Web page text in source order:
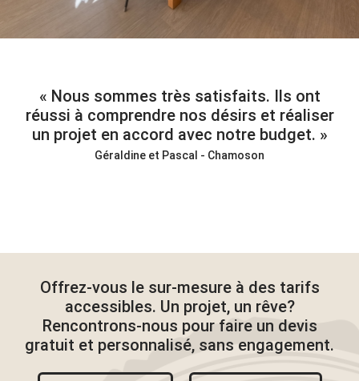
Nous sommes très satisfaits. Ils ont
réussi à comprendre nos désirs et réaliser
un projet en accord avec notre budget.
Géraldine et Pascal - Chamoson
Offrez-vous le sur-mesure à des tarifs
accessibles. Un projet, un rêve?
Rencontrons-nous pour faire un devis
gratuit et personnalisé, sans engagement.